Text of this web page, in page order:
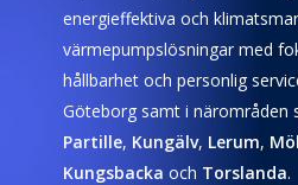
energieffektiva och
värmepumpslösningar med
hållbarhet och personlig
Göteborg samt i närområden
Partille, Kungälv, Lerum,
Kungsbacka och Torslanda.